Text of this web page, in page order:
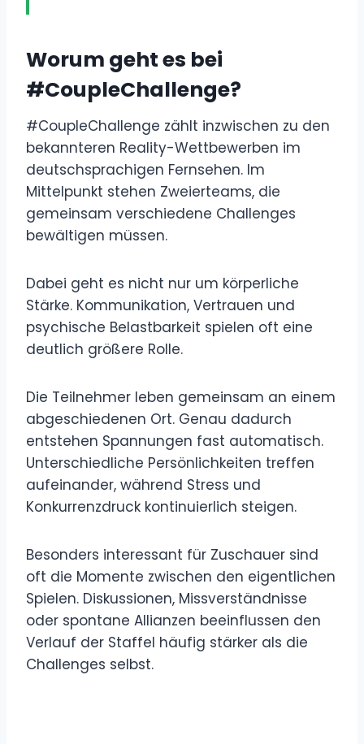
Worum geht es bei
#CoupleChallenge?
#CoupleChallenge zählt inzwischen zu den
bekannteren Reality-Wettbewerben im
deutschsprachigen Fernsehen. Im
Mittelpunkt stehen Zweierteams, die
gemeinsam verschiedene Challenges
bewältigen müssen.
Dabei geht es nicht nur um körperliche
Stärke. Kommunikation, Vertrauen und
psychische Belastbarkeit spielen oft eine
deutlich größere Rolle.
Die Teilnehmer leben gemeinsam an einem
abgeschiedenen Ort. Genau dadurch
entstehen Spannungen fast automatisch.
Unterschiedliche Persönlichkeiten treffen
aufeinander, während Stress und
Konkurrenzdruck kontinuierlich steigen.
Besonders interessant für Zuschauer sind
oft die Momente zwischen den eigentlichen
Spielen. Diskussionen, Missverständnisse
oder spontane Allianzen beeinflussen den
Verlauf der Staffel häufig stärker als die
Challenges selbst.